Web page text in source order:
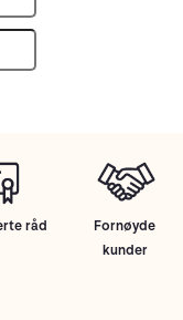
råd
Fornøyde
kunder